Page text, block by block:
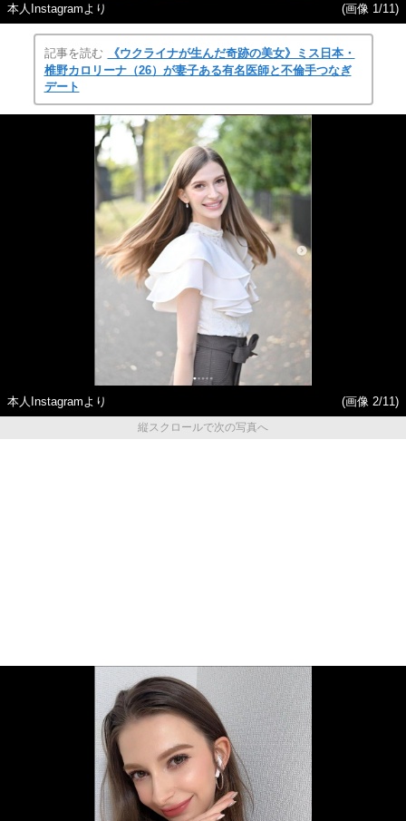
本人Instagramより (画像 1/11)
記事を読む
《ウクライナが生んだ奇跡の美女》ミス日本・
椎野カロリーナ（26）が妻子ある有名医師と不倫手つなぎ
デート
本人Instagramより
(画像 2/11)
縦スクロールで次の写真へ